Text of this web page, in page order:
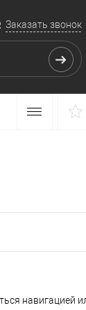
Заказать звонок
навигацией